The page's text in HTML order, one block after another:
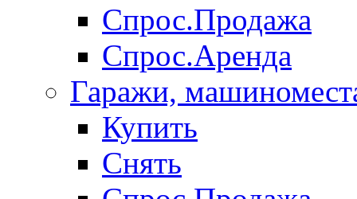
Спрос.Продажа
Спрос.Аренда
Гаражи,
Купить
Снять